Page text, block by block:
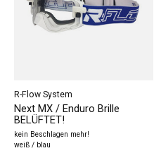
R-Flow System
Next MX / Enduro Brille
BELÜFTET!
kein Beschlagen mehr!
weiß / blau